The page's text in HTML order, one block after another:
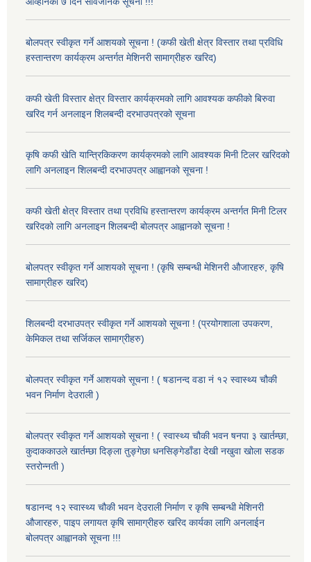
बोलपत्र स्वीकृत गर्ने आशयको सूचना ! (कफी खेती क्षेत्र विस्तार तथा प्रविधि
हस्तान्तरण कार्यक्रम अन्तर्गत मेशिनरी सामाग्रीहरु खरिद)
कफी खेती विस्तार क्षेत्र विस्तार कार्यक्रमको लागि आवश्यक कफीको बिरुवा
खरिद गर्न अनलाइन शिलबन्दी दरभाउपत्रको सूचना
कृषि कफी खेति यान्त्रिकिकरण कार्यक्रमको लागि आवश्यक मिनी टिलर खरिदको
लागि अनलाइन शिलबन्दी दरभाउपत्र आह्वानको सूचना !
कफी खेती क्षेत्र विस्तार तथा प्रविधि हस्तान्तरण कार्यक्रम अन्तर्गत मिनी टिलर
खरिदको लागि अनलाइन शिलबन्दी बोलपत्र आह्वानको सूचना !
बोलपत्र स्वीकृत गर्ने आशयको सूचना ! (कृषि सम्बन्धी मेशिनरी औजारहरु, कृषि
सामाग्रीहरु खरिद)
शिलबन्दी दरभाउपत्र स्वीकृत गर्ने आशयको सूचना ! (प्रयोगशाला उपकरण,
केमिकल तथा सर्जिकल सामाग्रीहरु)
बोलपत्र स्वीकृत गर्ने आशयको सूचना ! ( षडानन्द वडा नं १२ स्वास्थ्य चौकी
भवन निर्माण देउराली )
बोलपत्र स्वीकृत गर्ने आशयको सूचना ! ( स्वास्थ्य चौकी भवन षनपा ३ खार्तम्छा,
कुदाककाउले खार्तम्छा दिङ्ला तुङ्गेछा धनसिङ्गेडाँडा देखी नखुवा खोला सडक
स्तरोन्नती )
षडानन्द १२ स्वास्थ्य चौकी भवन देउराली निर्माण र कृषि सम्बन्धी मेशिनरी
औजारहरु, पाइप लगायत कृषि सामाग्रीहरु खरिद कार्यका लागि अनलाईन
बोलपत्र आह्वानको सूचना !!!